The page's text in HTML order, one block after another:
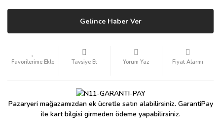
Gelince Haber Ver
Tavsiye Et Yorum Yaz Fiyat Alarmı
Pazaryeri mağazamızdan ek ücretle satın alabilirsiniz. GarantiPay
ile kart bilgisi girmeden ödeme yapabilirsiniz.